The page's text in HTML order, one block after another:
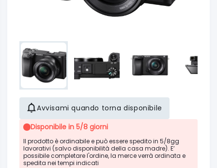
Avvisami quando torna disponibile
Disponibile in 5/8 giorni
Il prodotto è ordinabile e può essere spedito in 5/8gg
lavorativi (salvo disponibilità della casa madre). E’
possibile completare l'ordine, la merce verrà ordinata e
spedita nei tempi indicati